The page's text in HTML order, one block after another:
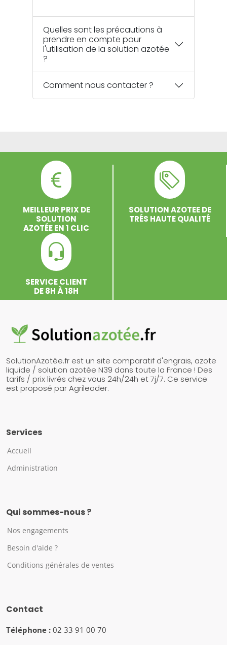
Quelles sont les précautions à
prendre en compte pour
l'utilisation de la solution azotée
?
Comment nous contacter ?
MEILLEUR PRIX DE
SOLUTION
AZOTÉE EN 1 CLIC
SOLUTION AZOTEE DE
TRÉS HAUTE QUALITÉ
SERVICE CLIENT
DE 8H À 18H
SolutionAzotée.fr est un site comparatif d'engrais, azote
liquide / solution azotée N39 dans toute la France ! Des
tarifs / prix livrés chez vous 24h/24h et 7j/7. Ce service
est proposé par Agrileader.
Services
Accueil
Administration
Qui sommes-nous ?
Nos engagements
Besoin d'aide ?
Conditions générales de ventes
Contact
Téléphone : 02 33 91 00 70